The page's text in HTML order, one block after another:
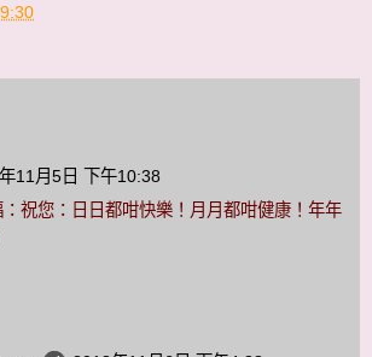
9:30
11月5日 下午10:38
祝您：日日都咁快樂！月月都咁健康！年年